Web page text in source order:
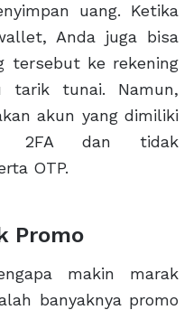
uang. Ketika
Anda juga bisa
tersebut ke rekening
tarik tunai. Namun,
akun yang dimiliki
2FA dan tidak
OTP.
Promo
makin marak
banyaknya promo